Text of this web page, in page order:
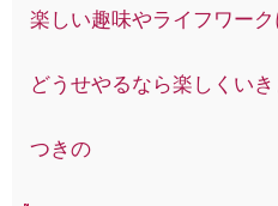
楽しい趣味やライフワーク
どうせやるなら楽しくいき
つきの